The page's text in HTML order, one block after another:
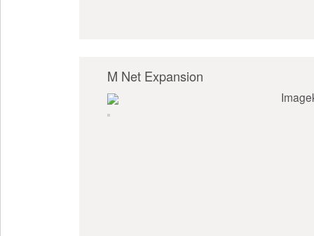
M Net Expansion